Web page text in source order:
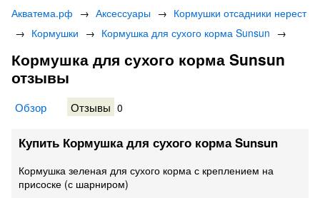
Акватема.рф → Аксессуары → Кормушки отсадники нерест
→ Кормушки → Кормушка для сухого корма Sunsun →
Кормушка для сухого корма Sunsun
отзывы
Обзор Отзывы 0
Купить Кормушка для сухого корма Sunsun
Кормушка зеленая для сухого корма с креплением на
присоске (с шарниром)